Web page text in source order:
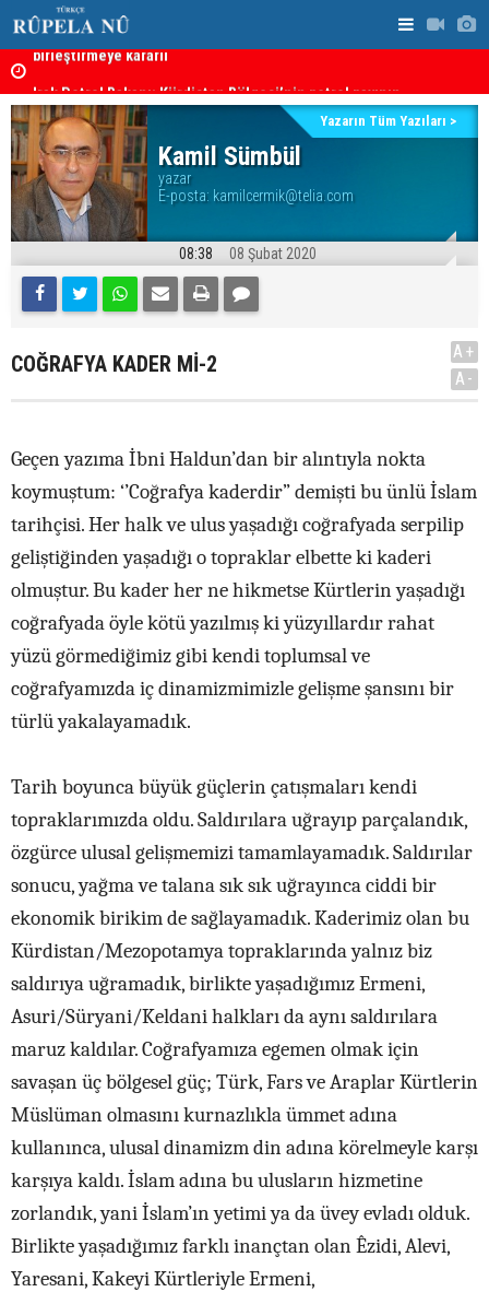
Irak Petrol Bakanı: Kürdistan Bölgesi’nin petrol payının
artırılmasının önünde bir engel yok
Kamil Sümbül
yazar
E-posta: kamilcermik@telia.com
Yazarın Tüm Yazıları >
08:38 08 Şubat 2020
COĞRAFYA KADER Mİ-2
A+
A-
Geçen yazıma İbni Haldun’dan bir alıntıyla nokta
koymuştum: ‘’Coğrafya kaderdir” demişti bu ünlü İslam
tarihçisi. Her halk ve ulus yaşadığı coğrafyada serpilip
geliştiğinden yaşadığı o topraklar elbette ki kaderi
olmuştur. Bu kader her ne hikmetse Kürtlerin yaşadığı
coğrafyada öyle kötü yazılmış ki yüzyıllardır rahat
yüzü görmediğimiz gibi kendi toplumsal ve
coğrafyamızda iç dinamizmimizle gelişme şansını bir
türlü yakalayamadık.
Tarih boyunca büyük güçlerin çatışmaları kendi
topraklarımızda oldu. Saldırılara uğrayıp parçalandık,
özgürce ulusal gelişmemizi tamamlayamadık. Saldırılar
sonucu, yağma ve talana sık sık uğrayınca ciddi bir
ekonomik birikim de sağlayamadık. Kaderimiz olan bu
Kürdistan/Mezopotamya topraklarında yalnız biz
saldırıya uğramadık, birlikte yaşadığımız Ermeni,
Asuri/Süryani/Keldani halkları da aynı saldırılara
maruz kaldılar. Coğrafyamıza egemen olmak için
savaşan üç bölgesel güç; Türk, Fars ve Araplar Kürtlerin
Müslüman olmasını kurnazlıkla ümmet adına
kullanınca, ulusal dinamizm din adına körelmeyle karşı
karşıya kaldı. İslam adına bu ulusların hizmetine
zorlandık, yani İslam’ın yetimi ya da üvey evladı olduk.
Birlikte yaşadığımız farklı inançtan olan Êzidi, Alevi,
Yaresani, Kakeyi Kürtleriyle Ermeni,